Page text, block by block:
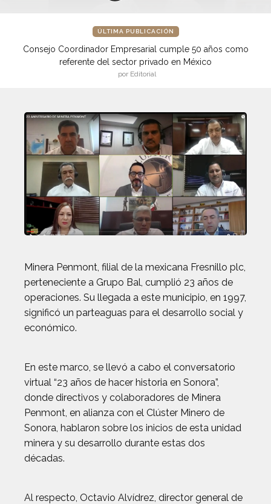
ÚLTIMA PUBLICACIÓN
Consejo Coordinador Empresarial cumple 50 años como
referente del sector privado en México
por Editorial
Minera Penmont, filial de la mexicana Fresnillo plc,
perteneciente a Grupo Bal, cumplió 23 años de
operaciones. Su llegada a este municipio, en 1997,
significó un parteaguas para el desarrollo social y
económico.
En este marco, se llevó a cabo el conversatorio
virtual “23 años de hacer historia en Sonora”,
donde directivos y colaboradores de Minera
Penmont, en alianza con el Clúster Minero de
Sonora, hablaron sobre los inicios de esta unidad
minera y su desarrollo durante estas dos
décadas.
Al respecto, Octavio Alvídrez, director general de